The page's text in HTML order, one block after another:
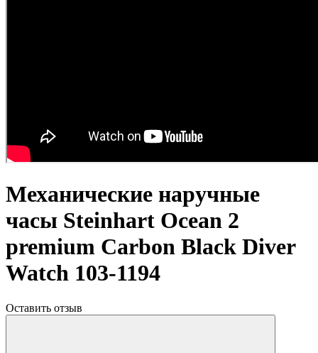
Механические наручные
часы Steinhart Ocean 2
premium Carbon Black Diver
Watch 103-1194
Оставить отзыв